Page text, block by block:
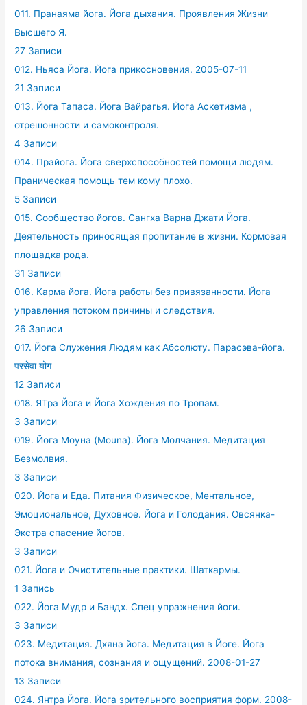
011. Пранаяма йога. Йога дыхания. Проявления Жизни
Высшего Я.
27 Записи
012. Ньяса Йога. Йога прикосновения. 2005-07-11
21 Записи
013. Йога Тапаса. Йога Вайрагья. Йога Аскетизма ,
отрешонности и самоконтроля.
4 Записи
014. Прайога. Йога сверхспособностей помощи людям.
Праническая помощь тем кому плохо.
5 Записи
015. Сообщество йогов. Сангха Варна Джати Йога.
Деятельность приносящая пропитание в жизни. Кормовая
площадка рода.
31 Записи
016. Карма йога. Йога работы без привязанности. Йога
управления потоком причины и следствия.
26 Записи
017. Йога Служения Людям как Абсолюту. Парасэва-йога.
परसेवा योग
12 Записи
018. ЯТра Йога и Йога Хождения по Тропам.
3 Записи
019. Йога Моуна (Mouna). Йога Молчания. Медитация
Безмолвия.
3 Записи
020. Йога и Еда. Питания Физическое, Ментальное,
Эмоциональное, Духовное. Йога и Голодания. Овсянка-
Экстра спасение йогов.
3 Записи
021. Йога и Очистительные практики. Шаткармы.
1 Запись
022. Йога Мудр и Бандх. Спец упражнения йоги.
3 Записи
023. Медитация. Дхяна йога. Медитация в Йоге. Йога
потока внимания, сознания и ощущений. 2008-01-27
13 Записи
024. Янтра Йога. Йога зрительного восприятия форм. 2008-